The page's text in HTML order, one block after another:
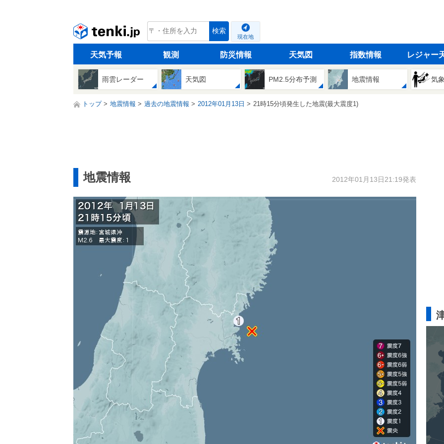
tenki.jp 検索
現在地
天気予報 観測 防災情報 天気図 指数情報 レジャー
雨雲レーダー 天気図 PM2.5分布予測 地震情報 気
トップ 地震情報 過去の地震情報 2012年01月13日 21時15分頃発生した地震(最大震度1)
地震情報 2012年01月13日21:19発表